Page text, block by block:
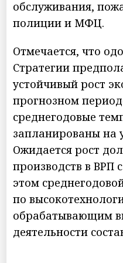
обслуживания,
полиции и МФЦ.
Отмечается, что
Стратегии
устойчивый рост
прогнозном
среднегодовые
запланированы на
Ожидается рост
производств в ВРП
этом
по
обрабатывающим
деятельности